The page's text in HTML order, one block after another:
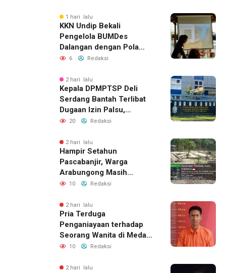
1 hari lalu
KKN Undip Bekali
Pengelola BUMDes
Dalangan dengan Pola
Pikir Inovatif
6 Redaksi
2 hari lalu
Kepala DPMPTSP Deli
Serdang Bantah Terlibat
Dugaan Izin Palsu,
Tegaskan Proses
Jalur Resmi
20 Redaksi
2 hari lalu
Hampir Setahun
Pascabanjir, Warga
Arabungong Masih
Menunggu Bantuan
10 Redaksi
2 hari lalu
Pria Terduga
Penganiayaan terhadap
Seorang Wanita di Medan
Ditangkap Polisi
10 Redaksi
2 hari lalu